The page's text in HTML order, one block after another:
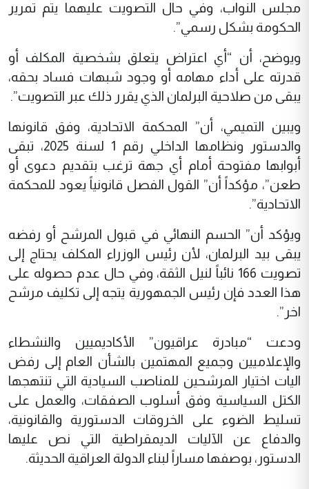
مجلس النواب، وفي حال التصويت عليهما يتم تمرير
الحكومة بشكل رسمي”.
ويوضح، أن “أي اعتراض يتعلق بشخصية المكلف أو
قدرته على أداء مهامه أو وجود شبهات فساد بحقه،
يبقى من صلاحية البرلمان الذي يقرر ذلك عبر التصويت”.
ويبين التميمي، أن” المحكمة الاتحادية، وفق قانونها
والدستور ونظامها الداخلي رقم 1 لسنة 2025، تبقى
أبوابها مفتوحة أمام أي جهة ترغب بتقديم دعوى أو
طعن”، مؤكداً أن” القول الفصل قانونياً يعود للمحكمة
الاتحادية”.
ويؤكد أن” الحسم النهائي في قبول المرشح أو رفضه
يبقى بيد البرلمان، لأن رئيس الوزراء المكلف يحتاج إلى
تصويت 166 نائباً لنيل الثقة، وفي حال عدم حصوله على
هذا العدد فإن رئيس الجمهورية يتجه إلى تكليف مرشح
اخر”.
ودعت “مبادرة عراقيون” الأكاديميين والنشطاء
والإعلاميين وجميع المهتمين بالشأن العام إلى رفض
اليات اختيار المرشحين للمناصب السيادية التي تنتهجها
الكتل السياسية وفق أسلوب الصفقات، والعمل على
تسليط الضوء على الخروقات الدستورية والقانونية،
والدفاع عن الآليات الديمقراطية التي نص عليها
الدستور، بوصفها مساراً لبناء الدولة العراقية الحديثة.